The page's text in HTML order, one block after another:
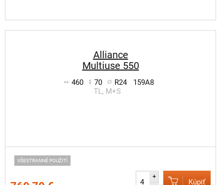
Alliance
Multiuse 550
460 70 R24
159A8
TL, M+S
VŠESTRANNÉ POUŽITÍ
+
Kúpiť